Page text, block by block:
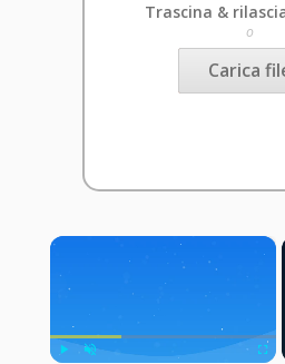
Trascina &
o
Carica
×